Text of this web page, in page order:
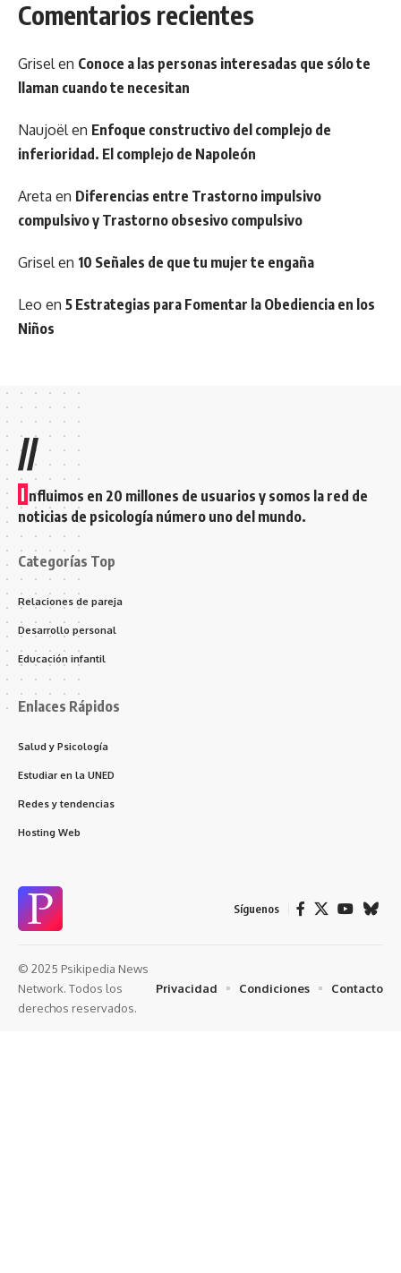
Comentarios recientes
Griselen Conoce a las personas interesadas que sólo te
llaman cuando te necesitan
Naujoëlen Enfoque constructivo del complejo de
inferioridad. El complejo de Napoleón
Areta en Diferencias entre Trastorno impulsivo
compulsivo y Trastorno obsesivo compulsivo
Griselen 10 Señales de que tu mujer te engaña
Leo en 5 Estrategias para Fomentar la Obediencia en los
Niños
//
I nfluimos en 20 millones de usuarios y somos la red de
noticias de psicología número uno del mundo.
Categorías Top
Relaciones de pareja
Desarrollo personal
Educación infantil
Enlaces Rápidos
Salud y Psicología
Estudiar en la UNED
Redes y tendencias
Hosting Web
Síguenos
© 2025 Psikipedia News
Network. Todos los
derechos reservados.
Privacidad Condiciones Contacto